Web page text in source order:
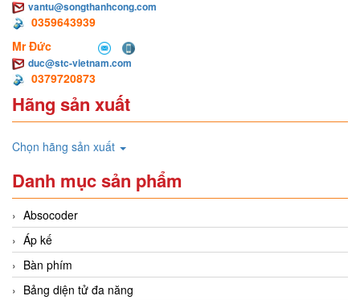
vantu@songthanhcong.com
0359643939
Mr Đức
duc@stc-vietnam.com
0379720873
Hãng sản xuất
Chọn hãng sản xuất
Danh mục sản phẩm
Absocoder
Áp kế
Bàn phím
Bảng diện tử đa năng